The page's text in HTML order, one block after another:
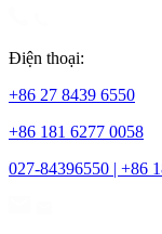
Điện thoại:
+86 27 8439 6550
+86 181 6277 0058
027-84396550 | +86